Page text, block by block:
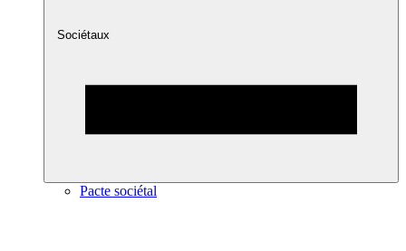
Sociétaux
Pacte sociétal